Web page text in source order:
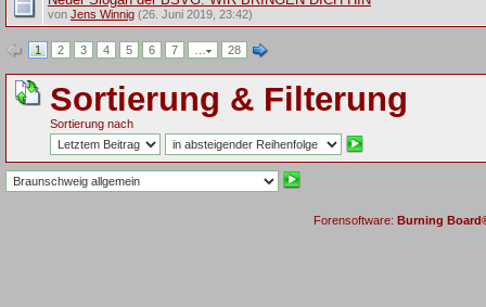
von Jens Winnig(26. Juni 2019, 23:42)
1 2 3 4 5 6 7 28
Sortierung & Filterung
Sortierung nach
Forensoftware: Burning